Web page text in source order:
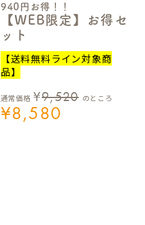
940円お得！！
【WEB限定】お得セ
ット
通常価格 ¥9,520 のところ
¥8,580
【送料無料ライン対象商
品】